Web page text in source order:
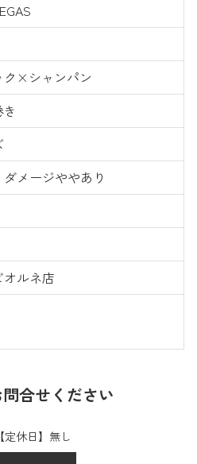
ク×シャンパン
メージややあり
ルネ店
合せください
定休日】無し